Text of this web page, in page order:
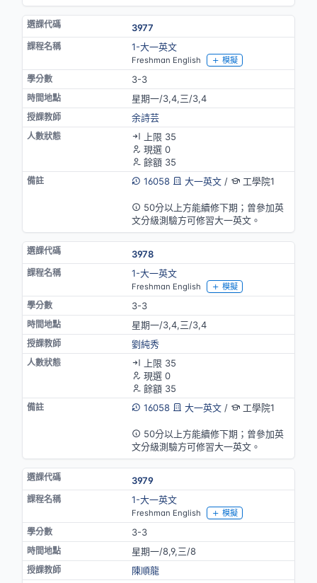
3977
1-大一英文
Freshman English 模擬
3-3
星期一/3,4,三/3,4
余詩芸
上限 35
現選 0
餘額 35
16058
大一英文/ 工學院1
50分以上方能續修下期；曾參加英
文分級測驗方可修習大一英文。
3978
1-大一英文
Freshman English 模擬
3-3
星期一/3,4,三/3,4
劉純秀
上限 35
現選 0
餘額 35
16058
大一英文/ 工學院1
50分以上方能續修下期；曾參加英
文分級測驗方可修習大一英文。
3979
1-大一英文
Freshman English 模擬
3-3
星期一/8,9,三/8
陳順龍